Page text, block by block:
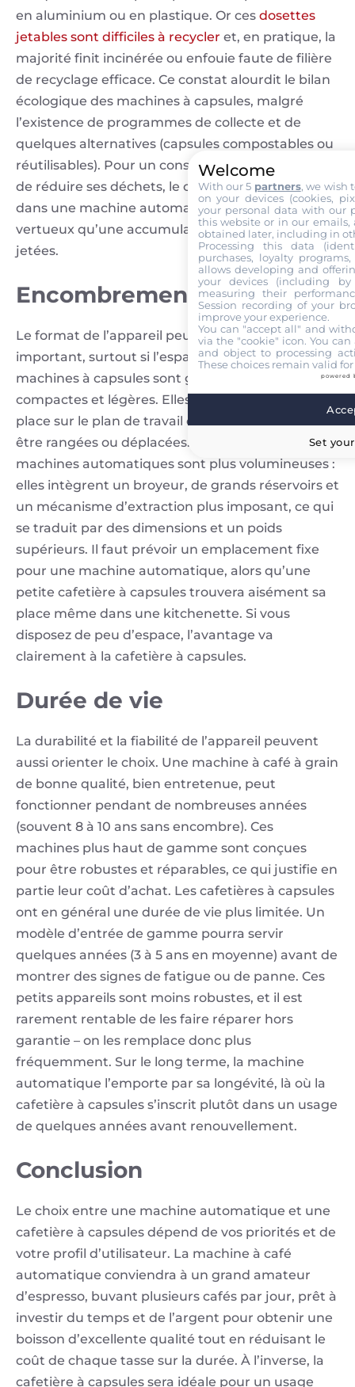
en aluminium ou en plastique. Or ces dosettes
jetables sont difficiles à recycler et, en pratique, la
majorité finit incinérée ou enfouie faute de filière
de recyclage efficace. Ce constat alourdit le bilan
écologique des machines à capsules, malgré
l’existence de programmes de collecte et de
quelques alternatives (capsules compostables ou
réutilisables). Pour un consommateur soucieux
de réduire ses déchets, le choix du café en grains
dans une machine automatique sera donc plus
vertueux qu’une accumulation de dosettes
jetées.
Encombrement
Le format de l’appareil peut être un critère
important, surtout si l’espace est limité. Les
machines à capsules sont généralement
compactes et légères. Elles occupent peu de
place sur le plan de travail et peuvent facilement
être rangées ou déplacées. En comparaison, les
machines automatiques sont plus volumineuses :
elles intègrent un broyeur, de grands réservoirs et
un mécanisme d’extraction plus imposant, ce qui
se traduit par des dimensions et un poids
supérieurs. Il faut prévoir un emplacement fixe
pour une machine automatique, alors qu’une
petite cafetière à capsules trouvera aisément sa
place même dans une kitchenette. Si vous
disposez de peu d’espace, l’avantage va
clairement à la cafetière à capsules.
Durée de vie
La durabilité et la fiabilité de l’appareil peuvent
aussi orienter le choix. Une machine à café à grain
de bonne qualité, bien entretenue, peut
fonctionner pendant de nombreuses années
(souvent 8 à 10 ans sans encombre). Ces
machines plus haut de gamme sont conçues
pour être robustes et réparables, ce qui justifie en
partie leur coût d’achat. Les cafetières à capsules
ont en général une durée de vie plus limitée. Un
modèle d’entrée de gamme pourra servir
quelques années (3 à 5 ans en moyenne) avant de
montrer des signes de fatigue ou de panne. Ces
petits appareils sont moins robustes, et il est
rarement rentable de les faire réparer hors
garantie – on les remplace donc plus
fréquemment. Sur le long terme, la machine
automatique l’emporte par sa longévité, là où la
cafetière à capsules s’inscrit plutôt dans un usage
de quelques années avant renouvellement.
Conclusion
Le choix entre une machine automatique et une
cafetière à capsules dépend de vos priorités et de
votre profil d’utilisateur. La machine à café
automatique conviendra à un grand amateur
d’espresso, buvant plusieurs cafés par jour, prêt à
investir du temps et de l’argent pour obtenir une
boisson d’excellente qualité tout en réduisant le
coût de chaque tasse sur la durée. À l’inverse, la
cafetière à capsules sera idéale pour un usage
Welcome
With our 5 partners, we wish
on your devices (cookies,
your personal data with our
this website or in our emails,
obtained later, including in
Processing this data
purchases, loyalty
allows developing and
your devices (including
measuring their
Session recording of your
improve your experience.
You can "accept all" and
via the "cookie" icon. You
and object to processing
These choices remain valid
powered
Set